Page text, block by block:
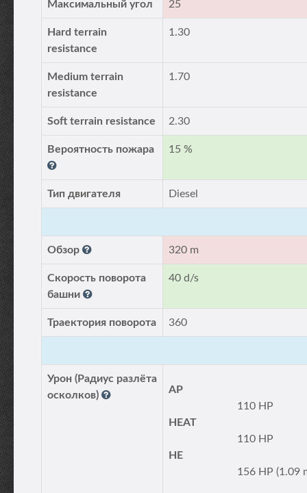
Максимальный угол 25
Hard terrain
resistance
1.30
Medium terrain
resistance
1.70
Soft terrain resistance 2.30
Вероятность пожара 15 %
Тип двигателя Diesel
Обзор 320 m
Скорость поворота
башни
40 d/s
Траектория поворота 360
Урон (Радиус разлёта
осколков)
AP
110 HP
HEAT
110 HP
HE
156 HP (1.09